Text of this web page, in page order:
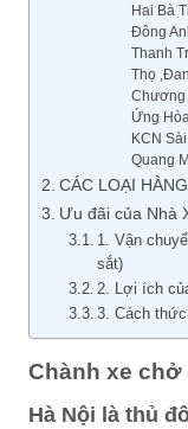
Hai Bà
Đông
Thanh
Thọ
Chương
Ứng
KCN
Quang
CÁC LOẠI
Ưu đãi của Nhà
1. Vận
sắt)
2. Lợi ích
3. Cách
Chành xe chở
Hà Nội là thủ